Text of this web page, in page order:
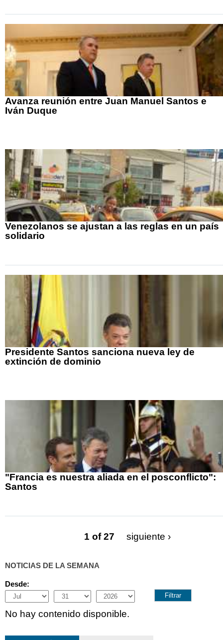
Avanza reunión entre Juan Manuel Santos e
Iván Duque
Venezolanos se ajustan a las reglas en un país
solidario
Presidente Santos sanciona nueva ley de
extinción de dominio
"Francia es nuestra aliada en el posconflicto":
Santos
1 of 27 siguiente ›
NOTICIAS DE LA SEMANA
Desde:
Month
Day Year
No hay contenido disponible.